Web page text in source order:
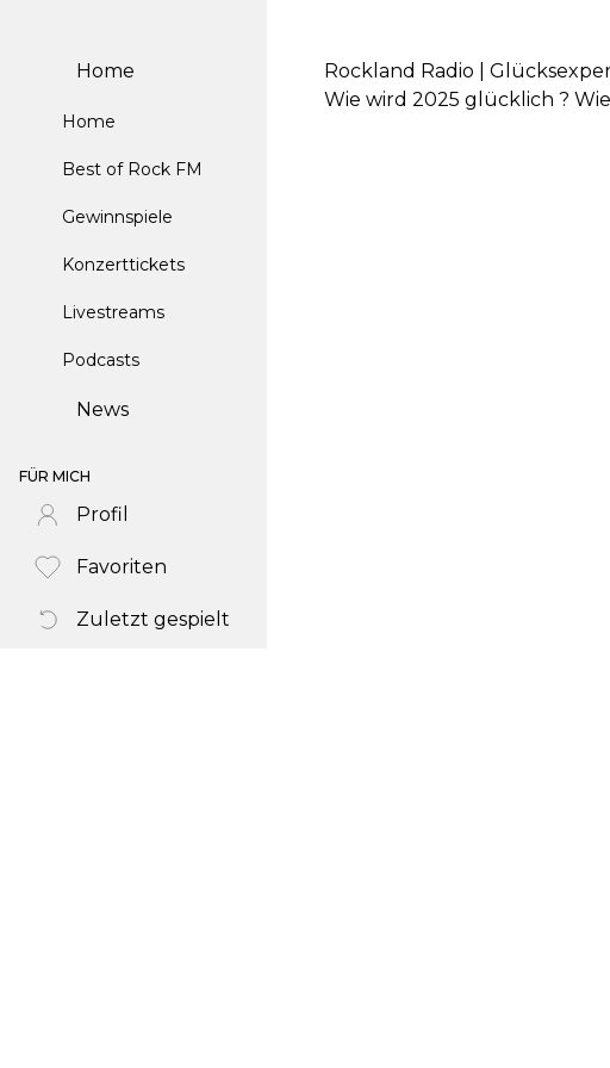
Home
Home
Best of Rock FM
Gewinnspiele
Konzerttickets
Livestreams
Podcasts
News
FÜR MICH
Profil
Favoriten
Zuletzt gespielt
Rockland Radio |
Wie wird 2025 glücklich ?